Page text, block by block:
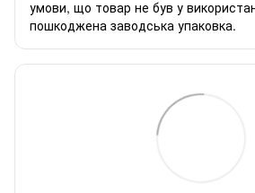
умови, що товар не був у
пошкоджена заводська упаковка.